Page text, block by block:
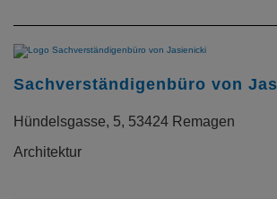
Sachverständigenbüro von
Hündelsgasse, 5, 53424 Remagen
Architektur